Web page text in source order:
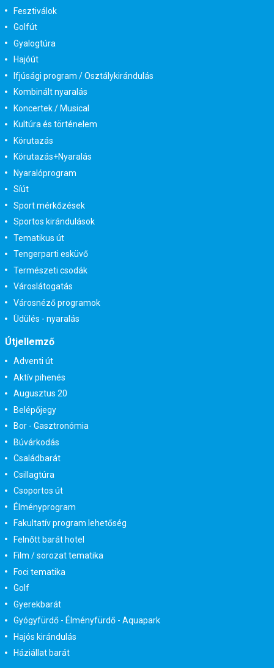
Fesztiválok
Golfút
Gyalogtúra
Hajóút
Ifjúsági program / Osztálykirándulás
Kombinált nyaralás
Koncertek / Musical
Kultúra és történelem
Körutazás
Körutazás+Nyaralás
Nyaralóprogram
Síút
Sport mérkőzések
Sportos kirándulások
Tematikus út
Tengerparti esküvő
Természeti csodák
Városlátogatás
Városnéző programok
Üdülés - nyaralás
Útjellemző
Adventi út
Aktív pihenés
Augusztus 20
Belépőjegy
Bor - Gasztronómia
Búvárkodás
Családbarát
Csillagtúra
Csoportos út
Élményprogram
Fakultatív program lehetőség
Felnőtt barát hotel
Film / sorozat tematika
Foci tematika
Golf
Gyerekbarát
Gyógyfürdő - Élményfürdő - Aquapark
Hajós kirándulás
Háziállat barát